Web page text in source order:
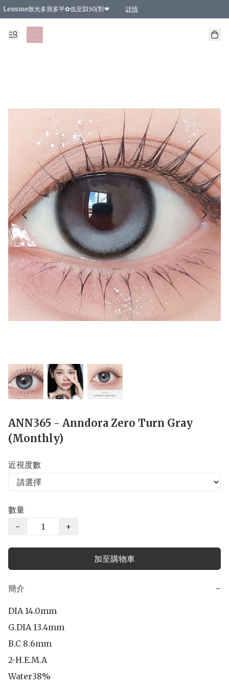
Lensme散光多買多平✿低至$150/對❤ 詳情
台灣Karacon⁩✧日拋 特價清貨❁⃘
日本韓國多款日/月拋現貨☼ 特價❤︎數量有限 售完即止
🇰🇷韓國多款月拋現貨 特價兩對$99✿數量有限 售完即止♫
精選商品，任選買2件或以上9 折；買4件或以上85 折；買6件或以上8 折
精選商品，任選買2件HKD 140.00；買4件HKD 260.00
精選商品，任選買2件HKD 190.00；買4件HKD 360.00
精選商品，任選買2件HKD 110.00；買4件HKD 180.00
精選商品，任選買2件HKD 170.00；買4件HKD 320.00
精選商品，任選買2件或以上減HKD 148.00
精選商品，任選買2件或以上減HKD 148.00
精選商品，任選買2件或以上95 折；買4件或以上9 折；買6件或以上85 折；買8件
精選商品，任選買12件或以上87 折
精選商品，任選買2件或以上減HKD 16.00；買4件或以上減HKD 32.00；買6
精選商品，任選買2件或以上95 折；買4件或以上9 折；買8件或以上85 折；買12
購物滿 HKD 800.00即享免運費優惠！（適用於 特定的送貨方式 )
ANN365 - Anndora Zero Turn Gray
(Monthly)
近視度數
數量
−
+
加至購物車
簡介 −
DIA 14.0mm
G.DIA 13.4mm
B.C 8.6mm
2-H.E.M.A
Water38%